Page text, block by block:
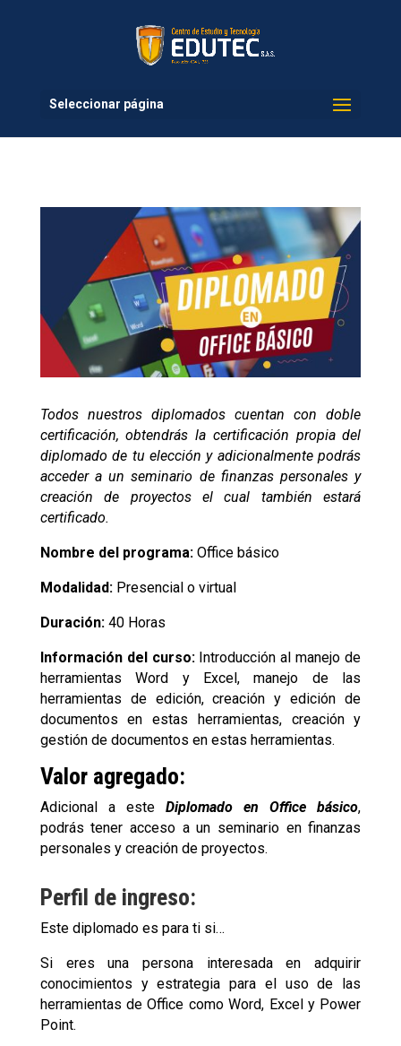
Seleccionar página
Todos nuestros diplomados cuentan con doble
certificación, obtendrás la certificación propia del
diplomado de tu elección y adicionalmente podrás
acceder a un seminario de finanzas personales y
creación de proyectos el cual también estará
certificado.
Nombre del programa:Office básico
Modalidad:Presencial o virtual
Duración:40 Horas
Información del curso:Introducción al manejo de
herramientas Word y Excel, manejo de las
herramientas de edición, creación y edición de
documentos en estas herramientas, creación y
gestión de documentos en estas herramientas.
Valor agregado:
Adicional a este Diplomado en Office básico,
podrás tener acceso a un seminario en finanzas
personales y creación de proyectos.
Perfil de ingreso:
Este diplomado es para ti si…
Si eres una persona interesada en adquirir
conocimientos y estrategia para el uso de las
herramientas de Office como Word, Excel y Power
Point.